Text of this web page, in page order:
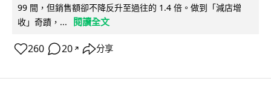
99 間，但銷售額卻不降反升至過往的 1.4 倍。做到「減店增
收」奇蹟，...
閱讀全文
260 20 ↗ 分享